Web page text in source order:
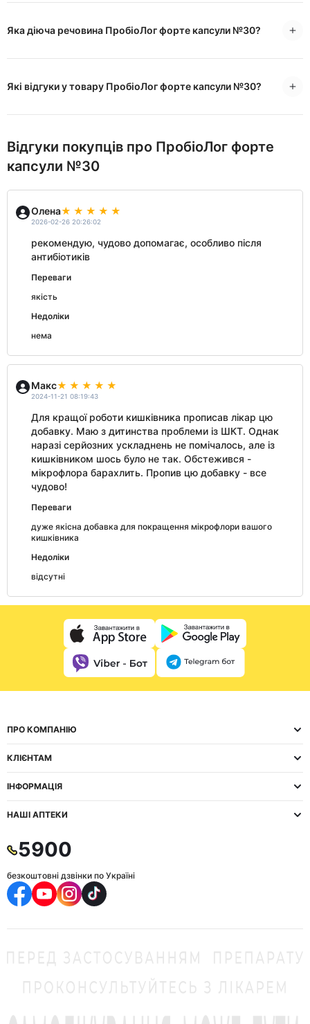
Яка діюча речовина ПробіоЛог форте капсули №30?
Які відгуки у товару ПробіоЛог форте капсули №30?
Відгуки покупців про ПробіоЛог форте
капсули №30
Олена
2026-02-26 20:26:02
рекомендую, чудово допомагає, особливо після
антибіотиків
Переваги
якість
Недоліки
нема
Макс
2024-11-21 08:19:43
Для кращої роботи кишківника прописав лікар цю
добавку. Маю з дитинства проблеми із ШКТ. Однак
наразі серйозних ускладнень не помічалось, але із
кишківником шось було не так. Обстежився -
мікрофлора барахлить. Пропив цю добавку - все
чудово!
Переваги
дуже якісна добавка для покращення мікрофлори вашого
кишківника
Недоліки
відсутні
ПРО КОМПАНІЮ
КЛІЄНТАМ
ІНФОРМАЦІЯ
НАШІ АПТЕКИ
5900
безкоштовні дзвінки по Україні